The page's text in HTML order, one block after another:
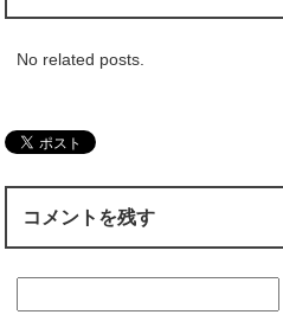
No related posts.
コメントを残す